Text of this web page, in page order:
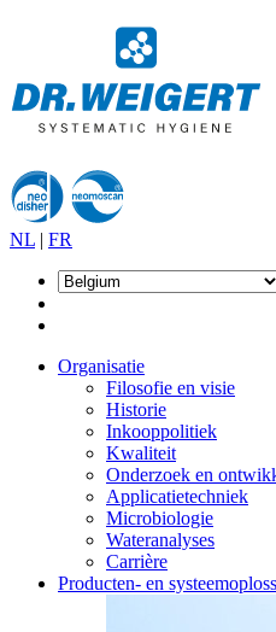
NL | FR
Organisatie
Filosofie en visie
Historie
Inkooppolitiek
Kwaliteit
Onderzoek en
Applicatietechniek
Microbiologie
Wateranalyses
Carrière
Producten- en